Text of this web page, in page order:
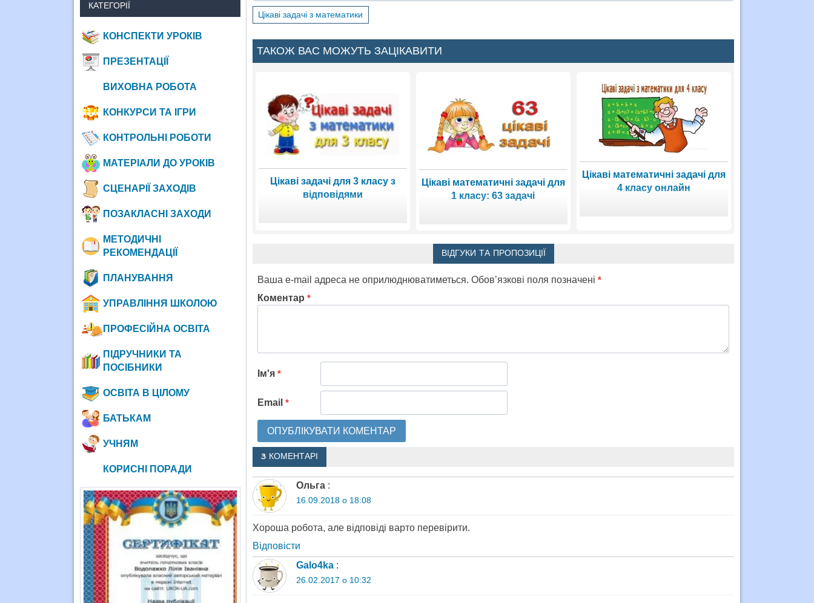
Цікаві задачі з математики
ТАКОЖ ВАС МОЖУТЬ ЗАЦІКАВИТИ
Цікаві задачі для 3 класу з
відповідями
Цікаві математичні задачі для
1 класу: 63 задачі
Цікаві математичні задачі для
4 класу онлайн
ВІДГУКИ ТА ПРОПОЗИЦІЇ
Ваша e-mail адреса не оприлюднюватиметься. Обов’язкові поля позначені *
Коментар *
Ім'я *
Email *
3 КОМЕНТАРІ
Ольга :
16.09.2018 о 18:08
Хороша робота, але відповіді варто перевірити.
Відповіcти
Galo4ka :
26.02.2017 о 10:32
КАТЕГОРІЇ
КОНСПЕКТИ УРОКІВ
ПРЕЗЕНТАЦІЇ
ВИХОВНА РОБОТА
КОНКУРСИ ТА ІГРИ
КОНТРОЛЬНІ РОБОТИ
МАТЕРІАЛИ ДО УРОКІВ
СЦЕНАРІЇ ЗАХОДІВ
ПОЗАКЛАСНІ ЗАХОДИ
МЕТОДИЧНІ
РЕКОМЕНДАЦІЇ
ПЛАНУВАННЯ
УПРАВЛІННЯ ШКОЛОЮ
ПРОФЕСІЙНА ОСВІТА
ПІДРУЧНИКИ ТА
ПОСІБНИКИ
ОСВІТА В ЦІЛОМУ
БАТЬКАМ
УЧНЯМ
КОРИСНІ ПОРАДИ